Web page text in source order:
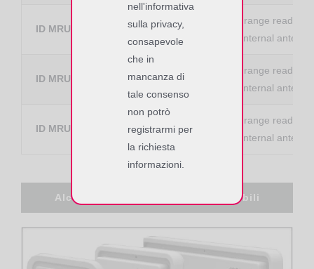
ID MRU102-PoE 4492.000.00
Mid range reader
1 x internal
ID MRU102-USB 4494.000.00
Mid range reader
1 x internal
ID MRU102-A 4495.000.00
Mid range reader
1 x internal
Alcune antenne RFID UHF compatibili
nell'informativa
sulla privacy,
consapevole
che in
mancanza di
tale consenso
non potrò
registrarmi per
la richiesta
informazioni.